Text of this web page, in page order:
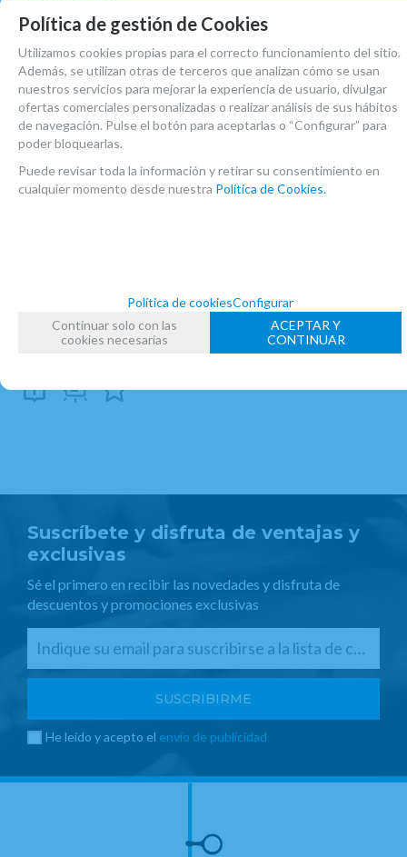
Tamaño: 29,5*21 cm.
ISBN: 978-84-15972-45-7
Encuadernación: Grapas
Editorial: Impromptu Editores.
IMPROMPTU EDITORES
FECHA DE LANZAMIENTO
Viernes, 14 Octubre 2016
Suscríbete y disfruta de ventajas y
exclusivas
Sé el primero en recibir las novedades y disfruta de
descuentos y promociones exclusivas
He leído y acepto el envío de publicidad
Política de gestión de Cookies
Utilizamos cookies propias para el correcto funcionamiento del sitio.
Además, se utilizan otras de terceros que analizan cómo se usan
nuestros servicios para mejorar la experiencia de usuario, divulgar
ofertas comerciales personalizadas o realizar análisis de sus hábitos
de navegación. Pulse el botón para aceptarlas o “Configurar” para
poder bloquearlas.
Puede revisar toda la información y retirar su consentimiento en
cualquier momento desde nuestra Política de Cookies.
Política de cookiesConfigurar
Continuar solo con las
cookies necesarias
ACEPTAR Y
CONTINUAR